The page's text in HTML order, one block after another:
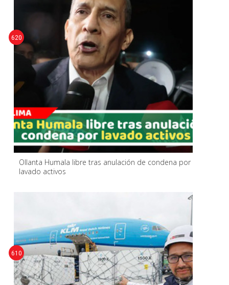
Ollanta Humala libre tras anulación de condena por
lavado activos
620
610